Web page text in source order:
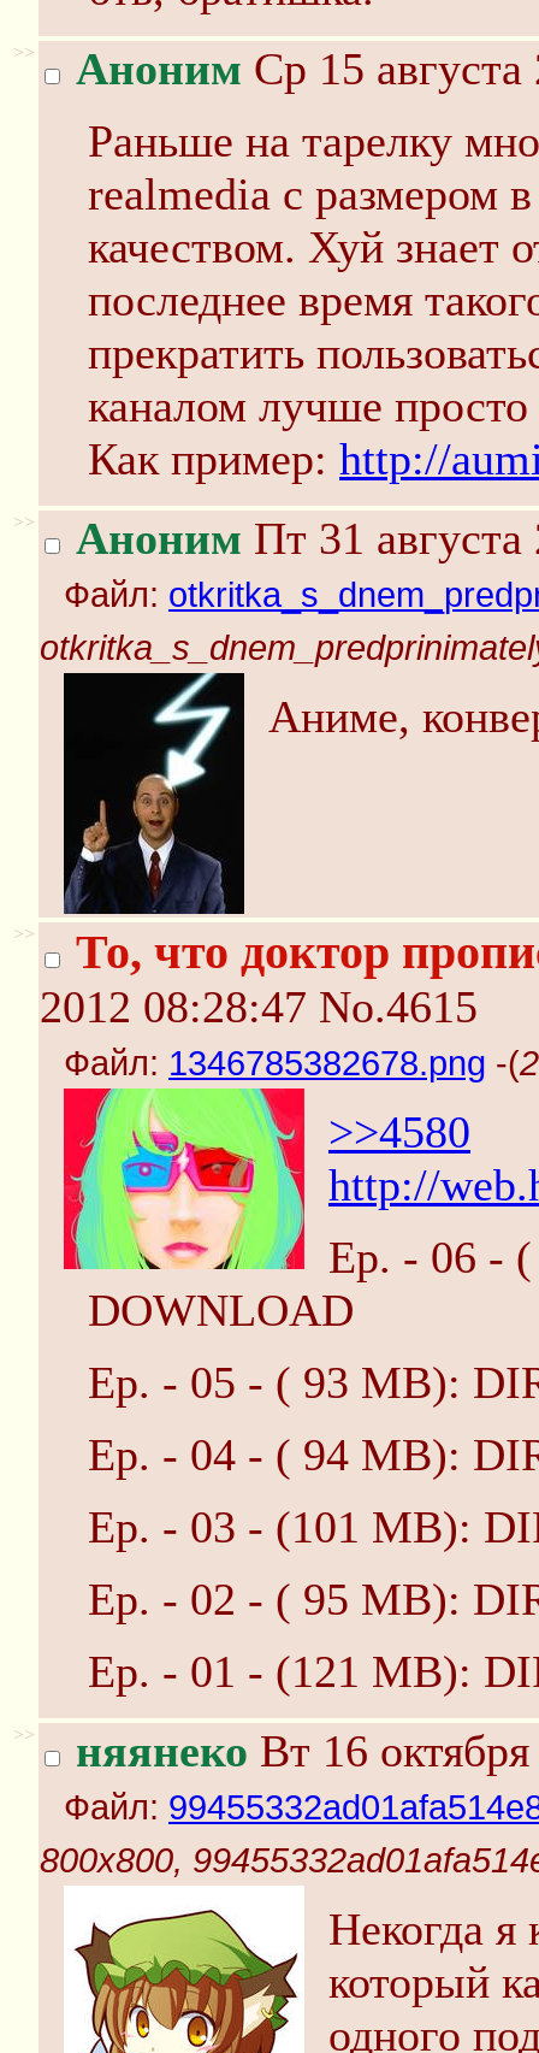
>> Аноним Ср 15
Раньше на тарелку
realmedia с размером
качеством. Хуй знает
последнее время
прекратить
каналом лучше просто
Как пример: http://
>> Аноним Пт 31
Файл:
Аниме,
>> То, что доктор
2012 08:28:47 No.4615
Файл: 1346785382678.png -(
>>4580
http://
Ep. - 06 -
DOWNLOAD
Ep. - 05 - ( 93 MB):
Ep. - 04 - ( 94 MB):
Ep. - 03 - (101 MB):
Ep. - 02 - ( 95 MB):
Ep. - 01 - (121 MB):
>> няянеко Вт 16
Файл:
800x800,
Некогда я
который
одного